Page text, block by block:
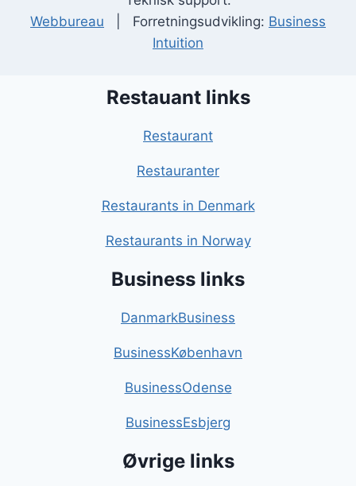
Webbureau | Forretningsudvikling: Business
Intuition
Restauant links
Restaurant
Restauranter
Restaurants in Denmark
Restaurants in Norway
Business links
DanmarkBusiness
BusinessKøbenhavn
BusinessOdense
BusinessEsbjerg
Øvrige links